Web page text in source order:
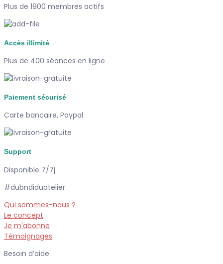
Plus de 1900 membres actifs
Accès illimité
Plus de 400 séances en ligne
Paiement sécurisé
Carte bancaire, Paypal
Support
Disponible 7/7j
#dubndiduatelier
Qui sommes-nous ?
Le concept
Je m'abonne
Témoignages
Besoin d’aide